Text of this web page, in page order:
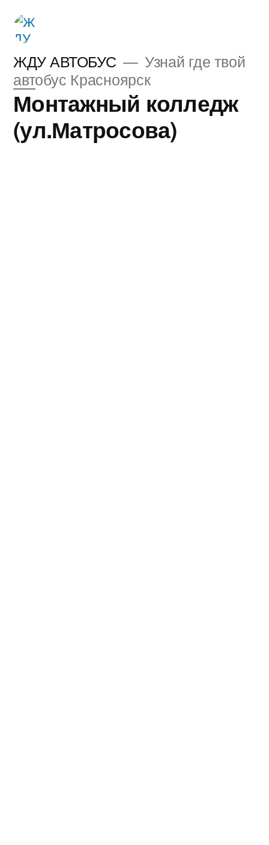
Перейти
содержимому
ЖДУ АВТОБУС
Узнай где твой
автобус Красноярск
Монтажный колледж
(ул.Матросова)